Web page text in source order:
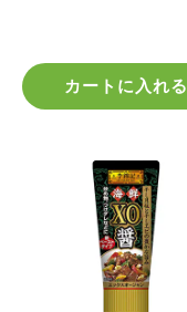
カートに入れる